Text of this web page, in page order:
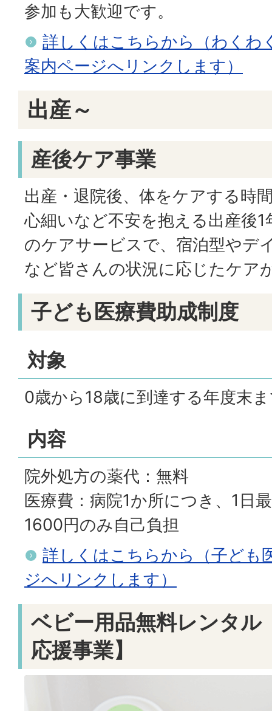
参加も大歓迎です。
詳しくはこちらから（わくわ
案内ページへリンクします）
出産～
産後ケア事業
出産・退院後、体をケアする時
心細いなど不安を抱える出産後
のケアサービスで、宿泊型やデ
など皆さんの状況に応じたケア
子ども医療費助成制度
対象
0歳から18歳に到達する年度末
内容
院外処方の薬代：無料
医療費：病院1か所につき、1日
1600円のみ自己負担
詳しくはこちらから（子ども
ジへリンクします）
ベビー用品無料レンタル
応援事業】